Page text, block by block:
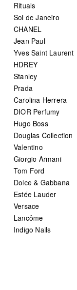
Rituals
Sol de Janeiro
CHANEL
Jean Paul
Yves Saint Laurent
HDREY
Stanley
Prada
Carolina Herrera
DIOR Perfumy
Hugo Boss
Douglas Collection
Valentino
Giorgio Armani
Tom Ford
Dolce & Gabbana
Estée Lauder
Versace
Lancôme
Indigo Nails